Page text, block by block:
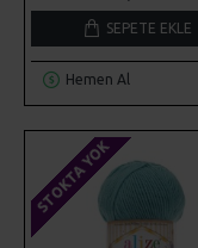
SEPETE EKLE
Hemen Al
STOKTA YOK